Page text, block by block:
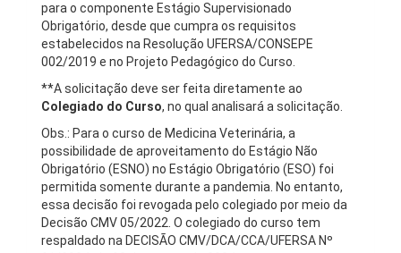
para o componente Estágio Supervisionado
Obrigatório, desde que cumpra os requisitos
estabelecidos na Resolução UFERSA/CONSEPE
002/2019 e no Projeto Pedagógico do Curso.
**A solicitação deve ser feita diretamente ao
Colegiado do Curso, no qual analisará a solicitação.
Obs.: Para o curso de Medicina Veterinária, a
possibilidade de aproveitamento do Estágio Não
Obrigatório (ESNO) no Estágio Obrigatório (ESO) foi
permitida somente durante a pandemia. No entanto,
essa decisão foi revogada pelo colegiado por meio da
Decisão CMV 05/2022. O colegiado do curso tem
respaldado na DECISÃO CMV/DCA/CCA/UFERSA Nº